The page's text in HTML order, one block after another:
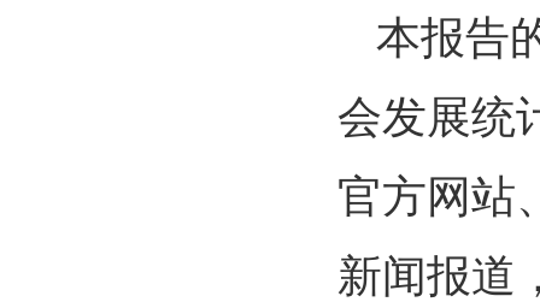
本报告
会发展统
官方网站
新闻报道